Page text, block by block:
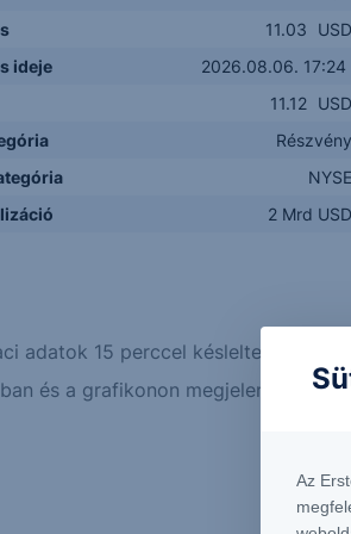
11.03
USD
ideje
2026.08.06. 17:24
11.12
USD
Részvény
NYSE
2 Mrd USD
adatok 15 perccel késleltetett
és a grafikonon megjelenő
Az